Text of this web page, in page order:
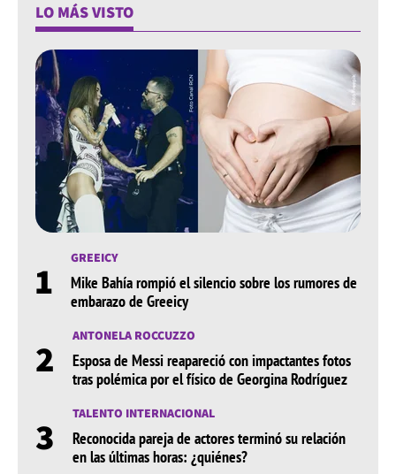
LO MÁS VISTO
1 GREEICY
Mike Bahía rompió el silencio sobre los rumores de
embarazo de Greeicy
2 ANTONELA ROCCUZZO
Esposa de Messi reapareció con impactantes fotos
tras polémica por el físico de Georgina Rodríguez
3 TALENTO INTERNACIONAL
Reconocida pareja de actores terminó su relación
en las últimas horas: ¿quiénes?